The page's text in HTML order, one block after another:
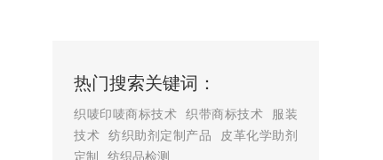
热门搜索关键词：
织唛印唛商标技术 织带商标技术
服装
技术
纺织助剂定制产品
皮革化学助剂
定制
纺织品检测